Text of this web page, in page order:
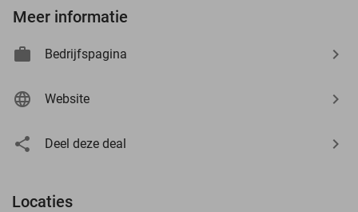
Meer informatie
Bedrijfspagina
Website
Deel deze deal
Locaties